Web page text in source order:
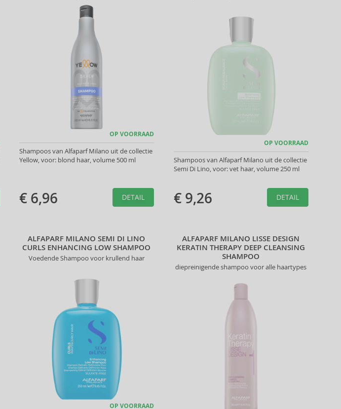
OP VOORRAAD
Shampoos van Alfaparf Milano uit de collectie
Yellow, voor: blond haar, volume 500 ml
€ 6,96 DETAIL
OP VOORRAAD
Shampoos van Alfaparf Milano uit de collectie
Semi Di Lino, voor: vet haar, volume 250 ml
€ 9,26 DETAIL
ALFAPARF MILANO SEMI DI LINO
CURLS ENHANCING LOW SHAMPOO
Voedende Shampoo voor krullend haar
OP VOORRAAD
ALFAPARF MILANO LISSE DESIGN
KERATIN THERAPY DEEP CLEANSING
SHAMPOO
diepreinigende shampoo voor alle haartypes